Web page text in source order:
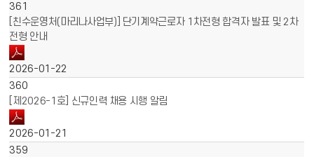
361
[친수운영처(마리나사업부)] 단기계약근로자 1차전형 합격자 발표 및 2차
전형 안내
2026-01-22
360
[제2026-1호] 신규인력 채용 시행 알림
2026-01-21
359